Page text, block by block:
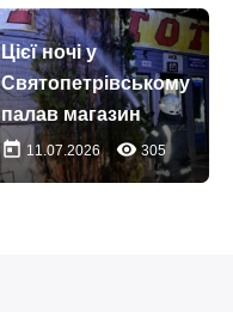
Цієї ночі у
Святопетрівському
палав магазин
today 11.07.2026 remove_red_eye 305